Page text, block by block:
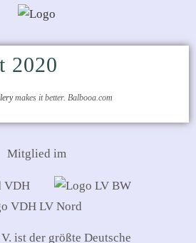
2020
makes it better. Balbooa.com
Mitglied im
ist der größte Deutsche